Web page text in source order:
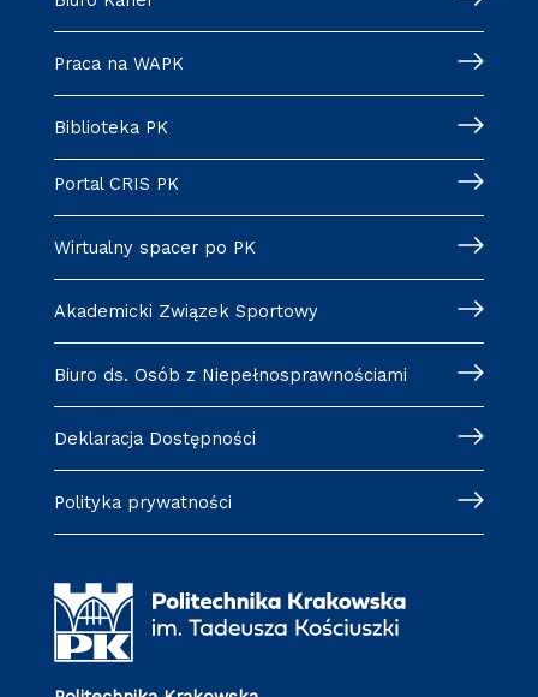
Praca na WAPK
Biblioteka PK
Portal CRIS PK
Wirtualny spacer po PK
Akademicki Związek Sportowy
Biuro ds. Osób z Niepełnosprawnościami
Deklaracja Dostępności
Polityka prywatności